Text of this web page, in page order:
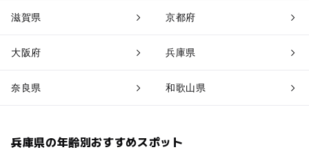
滋賀県 京都府
大阪府 兵庫県
奈良県 和歌山県
兵庫県の年齢別おすすめスポット